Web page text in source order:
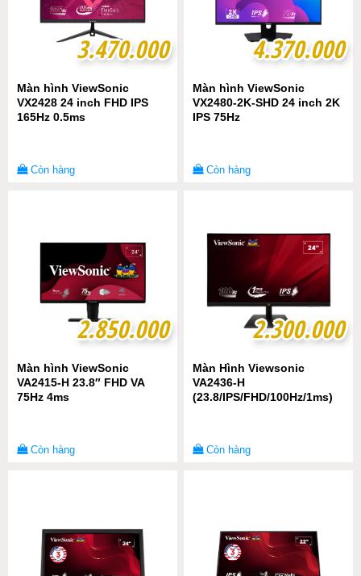
3.470.000
3.470.000
Màn hình ViewSonic
VX2428 24 inch FHD IPS
165Hz 0.5ms
Còn hàng
4.370.000
4.370.000
Màn hình ViewSonic
VX2480-2K-SHD 24 inch 2K
IPS 75Hz
Còn hàng
2.850.000
2.850.000
Màn hình ViewSonic
VA2415-H 23.8″ FHD VA
75Hz 4ms
Còn hàng
2.300.000
2.300.000
Màn Hình Viewsonic
VA2436-H
(23.8/IPS/FHD/100Hz/1ms)
Còn hàng